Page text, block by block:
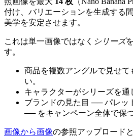
付け、バリエーションを生成する
美学を安定させます。
これは単一画像ではなく シリーズ
す。
商品を複数アングルで見せて
い。
キャラクターがシリーズを通
ブランドの見た目 ── パレッ
── をキャンペーン全体で保つ
画像から画像の参照アップロード